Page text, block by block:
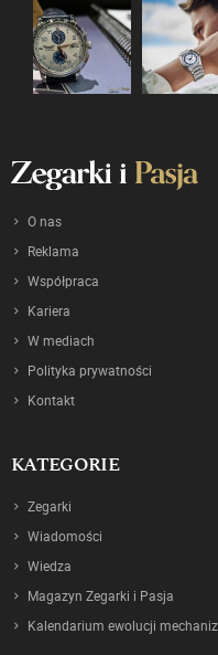
O nas
Reklama
Współpraca
Kariera
W mediach
Polityka prywatności
Kontakt
KATEGORIE
Zegarki
Wiadomości
Wiedza
Magazyn Zegarki i Pasja
Kalendarium ewolucji